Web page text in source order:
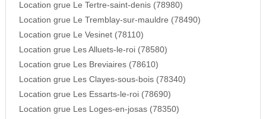
Location grue Le Tertre-saint-denis (78980)
Location grue Le Tremblay-sur-mauldre (78490)
Location grue Le Vesinet (78110)
Location grue Les Alluets-le-roi (78580)
Location grue Les Breviaires (78610)
Location grue Les Clayes-sous-bois (78340)
Location grue Les Essarts-le-roi (78690)
Location grue Les Loges-en-josas (78350)